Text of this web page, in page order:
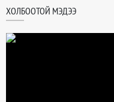
ХОЛБООТОЙ МЭДЭЭ